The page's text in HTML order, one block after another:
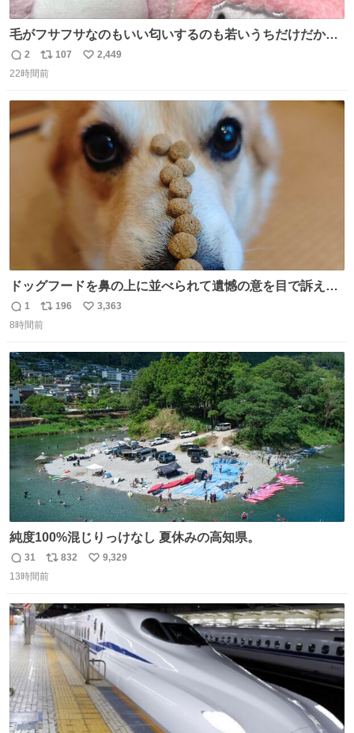
毛がフサフサなのもいい匂いするのも若いうちだけだから
ね？ そのうち君もわかるよ。
返
信
2
リ
ポ
ト
数
107
い
数
2,449
22時間前
ドッグフードを鼻の上に並べられて遺憾の意を目で訴えて
くるコーギー
返
信
1
リ
ポ
ト
数
196
い
数
3,363
8時間前
純度100%混じりっけなし 夏休みの高知県。
返
信
31
リ
ポ
ト
数
832
い
数
9,329
13時間前